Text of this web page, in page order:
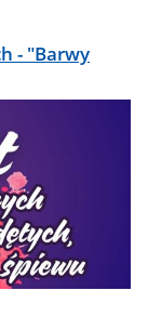
- "Barwy